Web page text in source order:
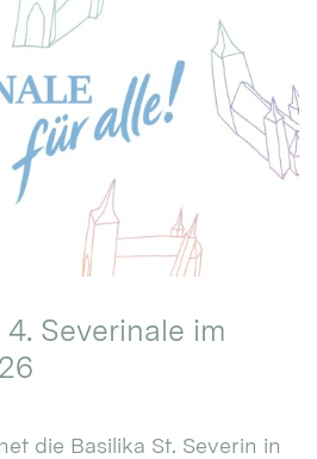
Severinale im
die Basilika St. Severin in